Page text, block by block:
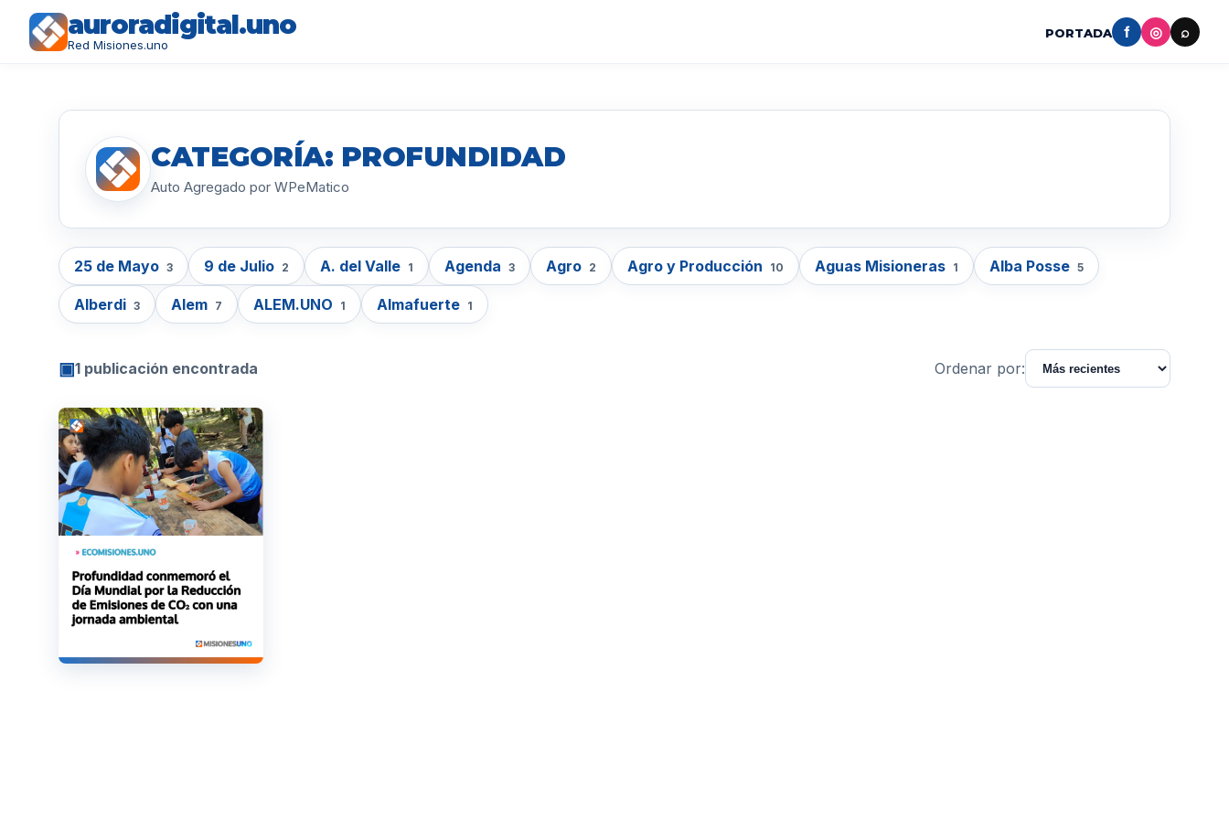
auroradigital.uno
Red Misiones.uno
PORTADA f ◎ ⌕
CATEGORÍA: PROFUNDIDAD
Auto Agregado por WPeMatico
25 de Mayo 3 9 de Julio 2 A. del Valle 1 Agenda 3 Agro 2 Agro y Producción 10 Aguas Misioneras 1 Alba Posse 5
Alberdi 3 Alem 7 ALEM.UNO 1 Almafuerte 1
▣1 publicación encontrada Ordenar por: